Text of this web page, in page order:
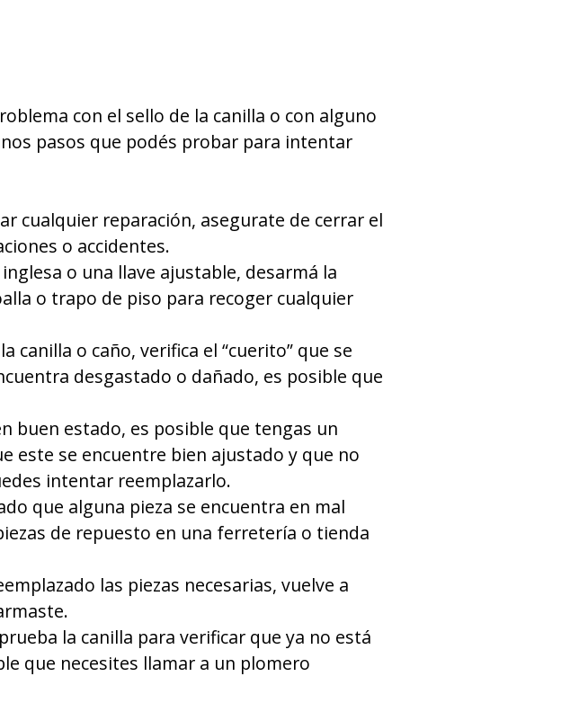
con el sello de la canilla o con alguno
pasos que podés probar para intentar
cualquier reparación, asegurate de cerrar el
o accidentes.
o una llave ajustable, desarmá la
o trapo de piso para recoger cualquier
canilla o caño, verifica el “cuerito” que se
desgastado o dañado, es posible que
buen estado, es posible que tengas un
este se encuentre bien ajustado y que no
intentar reemplazarlo.
que alguna pieza se encuentra en mal
de repuesto en una ferretería o tienda
las piezas necesarias, vuelve a
la canilla para verificar que ya no está
que necesites llamar a un plomero